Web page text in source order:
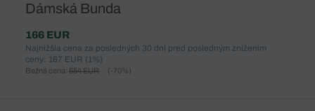
Dámská Bunda
166 EUR
Najnižšia cena za posledných 30 dní pred posledným znížením
ceny: 167 EUR (1%)
Bežná cena: 554 EUR (-70%)